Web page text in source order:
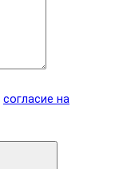
согласие на